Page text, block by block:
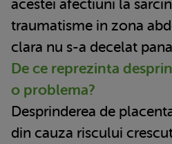
acestei afectiuni la
traumatisme in zona
clara nu s-a decelat
De ce reprezinta
o problema?
Desprinderea de
din cauza riscului